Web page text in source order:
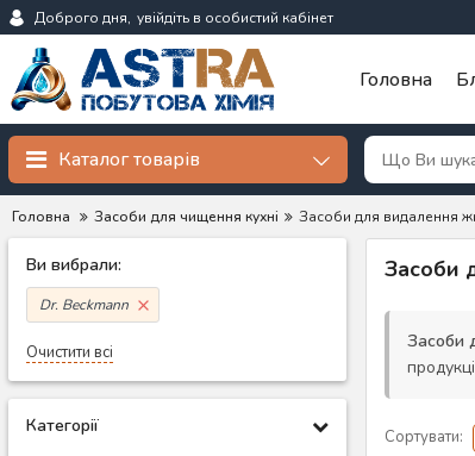
Доброго дня, увійдіть в особистий кабінет
Головна
Каталог товарів
Головна Засоби для чищення кухні Засоби для видалення
Ви вибрали:
Dr. Beckmann
Очистити всі
Категорії
Засоби
Засоби
Сортувати: